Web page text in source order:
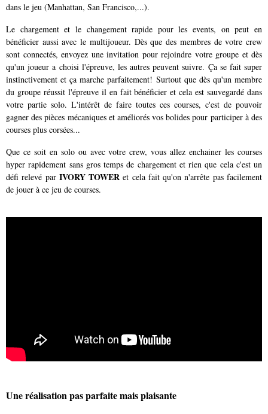
dans le jeu (Manhattan, San Francisco,...).
Le chargement et le changement rapide pour les events, on peut en
bénéficier aussi avec le multijoueur. Dès que des membres de votre crew
sont connectés, envoyez une invitation pour rejoindre votre groupe et dès
qu'un joueur a choisi l'épreuve, les autres peuvent suivre. Ça se fait super
instinctivement et ça marche parfaitement! Surtout que dès qu'un membre
du groupe réussit l'épreuve il en fait bénéficier et cela est sauvegardé dans
votre partie solo. L'intérêt de faire toutes ces courses, c'est de pouvoir
gagner des pièces mécaniques et améliorés vos bolides pour participer à des
courses plus corsées...
Que ce soit en solo ou avec votre crew, vous allez enchainer les courses
hyper rapidement sans gros temps de chargement et rien que cela c'est un
défi relevé par IVORY TOWER et cela fait qu'on n'arrête pas facilement
de jouer à ce jeu de courses.
Une réalisation pas parfaite mais plaisante